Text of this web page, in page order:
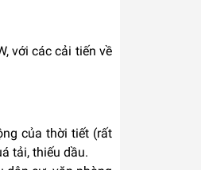
với các cải tiến về
của thời tiết (rất
tải, thiếu dầu.